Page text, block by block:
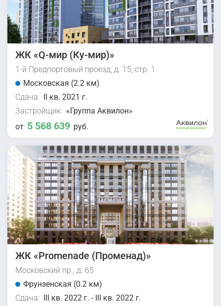
ЖК «Q-мир (Ку-мир)»
1-й Предпортовый проезд, д. 15, стр. 1
Московская (2.2 км)
Сдача: II кв. 2021 г.
Застройщик: «Группа Аквилон»
от 5 568 639 руб.
ЖК «Promenade (Променад)»
Московский пр., д. 65
Фрунзенская (0.2 км)
Сдача: III кв. 2022 г. - III кв. 2022 г.